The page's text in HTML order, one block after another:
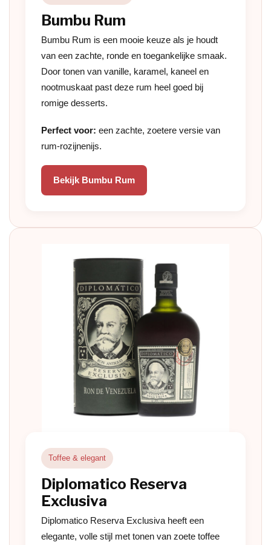
Bumbu Rum
Bumbu Rum is een mooie keuze als je houdt
van een zachte, ronde en toegankelijke smaak.
Door tonen van vanille, karamel, kaneel en
nootmuskaat past deze rum heel goed bij
romige desserts.
Perfect voor: een zachte, zoetere versie van
rum-rozijnenijs.
Bekijk Bumbu Rum
Toffee & elegant
Diplomatico Reserva
Exclusiva
Diplomatico Reserva Exclusiva heeft een
elegante, volle stijl met tonen van zoete toffee